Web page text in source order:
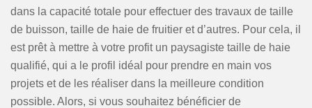
dans la capacité totale pour effectuer des travaux de taille
de buisson, taille de haie de fruitier et d’autres. Pour cela, il
est prêt à mettre à votre profit un paysagiste taille de haie
qualifié, qui a le profil idéal pour prendre en main vos
projets et de les réaliser dans la meilleure condition
possible. Alors, si vous souhaitez bénéficier de